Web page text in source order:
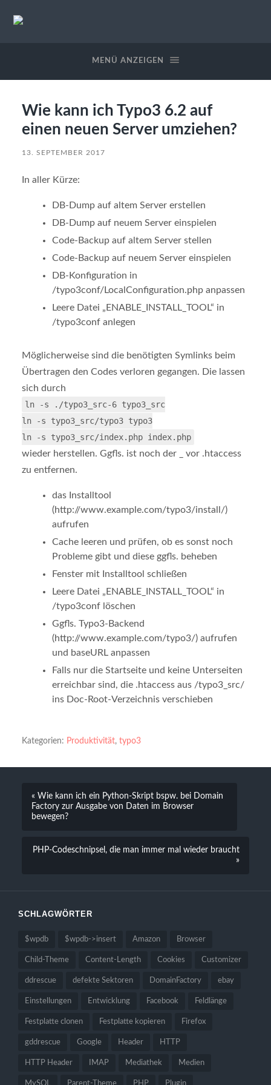
MENÜ ANZEIGEN
Wie kann ich Typo3 6.2 auf
einen neuen Server umziehen?
13. SEPTEMBER 2017
In aller Kürze:
DB-Dump auf altem Server erstellen
DB-Dump auf neuem Server einspielen
Code-Backup auf altem Server stellen
Code-Backup auf neuem Server einspielen
DB-Konfiguration in
/typo3conf/LocalConfiguration.php anpassen
Leere Datei „ENABLE_INSTALL_TOOL“ in
/typo3conf anlegen
Möglicherweise sind die benötigten Symlinks beim
Übertragen den Codes verloren gegangen. Die lassen
sich durch
ln -s ./typo3_src-6 typo3_src
ln -s typo3_src/typo3 typo3
ln -s typo3_src/index.php index.php
wieder herstellen. Ggfls. ist noch der _ vor .htaccess
zu entfernen.
das Installtool
(http://www.example.com/typo3/install/)
aufrufen
Cache leeren und prüfen, ob es sonst noch
Probleme gibt und diese ggfls. beheben
Fenster mit Installtool schließen
Leere Datei „ENABLE_INSTALL_TOOL“ in
/typo3conf löschen
Ggfls. Typo3-Backend
(http://www.example.com/typo3/) aufrufen
und baseURL anpassen
Falls nur die Startseite und keine Unterseiten
erreichbar sind, die .htaccess aus /typo3_src/
ins Doc-Root-Verzeichnis verschieben
Kategorien: Produktivität, typo3
« Wie kann ich ein Python-Skript bspw. bei Domain
Factory zur Ausgabe von Daten im Browser
bewegen?
PHP-Codeschnipsel, die man immer mal wieder braucht
»
SCHLAGWÖRTER
$wpdb $wpdb->insert Amazon Browser
Child-Theme Content-Length Cookies Customizer
ddrescue defekte Sektoren DomainFactory ebay
Einstellungen Entwicklung Facebook Feldlänge
Festplatte clonen Festplatte kopieren Firefox
gddrescue Google Header HTTP
HTTP Header IMAP Mediathek Medien
MySQL Parent-Theme PHP Plugin